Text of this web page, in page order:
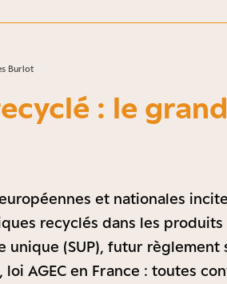
Burlot
: le
et nationales
recyclés dans les
unique (SUP), futur
loi AGEC en France : toutes